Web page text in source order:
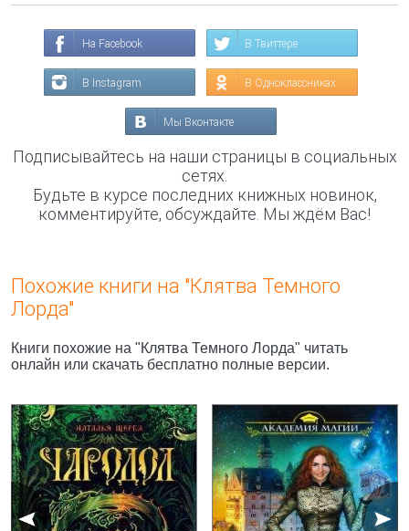
На Facebook В Твиттере
В Instagram В Одноклассниках
Мы Вконтакте
Подписывайтесь на наши страницы в социальных
сетях.
Будьте в курсе последних книжных новинок,
комментируйте, обсуждайте. Мы ждём Вас!
Похожие книги на "Клятва Темного
Лорда"
Книги похожие на "Клятва Темного Лорда" читать
онлайн или скачать бесплатно полные версии.